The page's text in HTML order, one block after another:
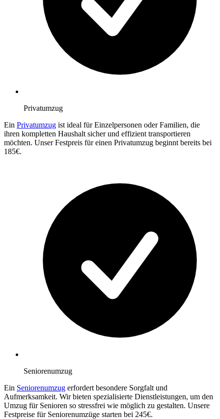
Privatumzug
Ein Privatumzug ist ideal für Einzelpersonen oder Familien, die
ihren kompletten Haushalt sicher und effizient transportieren
möchten. Unser Festpreis für einen Privatumzug beginnt bereits bei
185€.
Seniorenumzug
Ein Seniorenumzug erfordert besondere Sorgfalt und
Aufmerksamkeit. Wir bieten spezialisierte Dienstleistungen, um den
Umzug für Senioren so stressfrei wie möglich zu gestalten. Unsere
Festpreise für Seniorenumzüge starten bei 245€.